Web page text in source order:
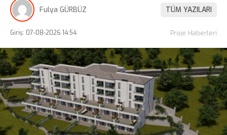
Fulya GÜRBÜZ TÜM YAZILARI
Giriş: 07-08-2026 14:54 Proje Haberleri